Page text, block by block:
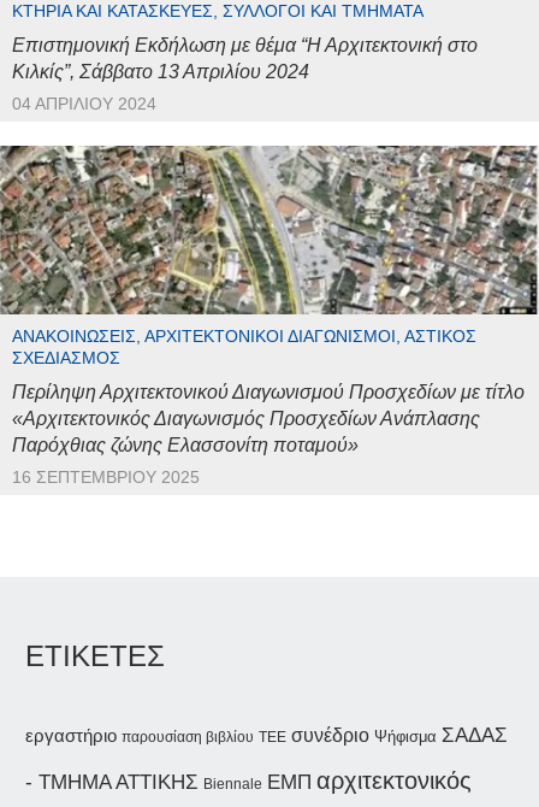
ΚΤΉΡΙΑ ΚΑΙ ΚΑΤΑΣΚΕΥΈΣ, ΣΎΛΛΟΓΟΙ ΚΑΙ ΤΜΉΜΑΤΑ
Επιστημονική Εκδήλωση με θέμα “Η Αρχιτεκτονική στο
Κιλκίς”, Σάββατο 13 Απριλίου 2024
04 ΑΠΡΙΛΊΟΥ 2024
ΑΝΑΚΟΙΝΏΣΕΙΣ, ΑΡΧΙΤΕΚΤΟΝΙΚΟΊ ΔΙΑΓΩΝΙΣΜΟΊ, ΑΣΤΙΚΌΣ
ΣΧΕΔΙΑΣΜΌΣ
Περίληψη Αρχιτεκτονικού Διαγωνισμού Προσχεδίων με τίτλο
«Αρχιτεκτονικός Διαγωνισμός Προσχεδίων Ανάπλασης
Παρόχθιας ζώνης Ελασσονίτη ποταμού»
16 ΣΕΠΤΕΜΒΡΊΟΥ 2025
ΕΤΙΚΕΤΕΣ
εργαστήριο παρουσίαση βιβλίου ΤΕΕ συνέδριο Ψήφισμα ΣΑΔΑΣ
- ΤΜΗΜΑ ΑΤΤΙΚΗΣ Biennale ΕΜΠ αρχιτεκτονικός